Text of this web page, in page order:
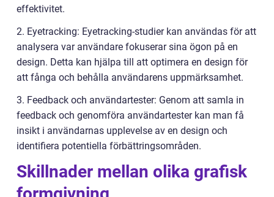
effektivitet.
2. Eyetracking: Eyetracking-studier kan användas för att
analysera var användare fokuserar sina ögon på en
design. Detta kan hjälpa till att optimera en design för
att fånga och behålla användarens uppmärksamhet.
3. Feedback och användartester: Genom att samla in
feedback och genomföra användartester kan man få
insikt i användarnas upplevelse av en design och
identifiera potentiella förbättringsområden.
Skillnader mellan olika grafisk